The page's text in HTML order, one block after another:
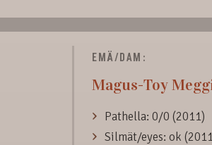
EMÄ/DAM:
Magus-Toy
Pathella: 0/0 (2011)
Silmät/eyes: ok